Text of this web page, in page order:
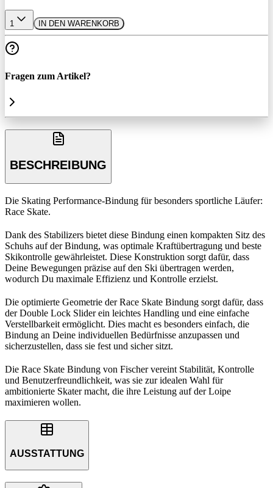
1 IN DEN WARENKORB
Fragen zum Artikel?
BESCHREIBUNG
Die Skating Performance-Bindung für besonders sportliche Läufer:
Race Skate.
Dank des Stabilizers bietet diese Bindung einen kompakten Sitz des
Schuhs auf der Bindung, was optimale Kraftübertragung und beste
Skikontrolle gewährleistet. Diese Konstruktion sorgt dafür, dass
Deine Bewegungen präzise auf den Ski übertragen werden,
wodurch Du maximale Effizienz und Kontrolle erzielst.
Die optimierte Geometrie der Race Skate Bindung sorgt dafür, dass
der Double Lock Slider ein leichtes Handling und eine einfache
Verstellbarkeit ermöglicht. Dies macht es besonders einfach, die
Bindung an Deine individuellen Bedürfnisse anzupassen und
sicherzustellen, dass sie fest und sicher sitzt.
Die Race Skate Bindung von Fischer vereint Stabilität, Kontrolle
und Benutzerfreundlichkeit, was sie zur idealen Wahl für
ambitionierte Skater macht, die ihre Leistung auf der Loipe
maximieren wollen.
AUSSTATTUNG